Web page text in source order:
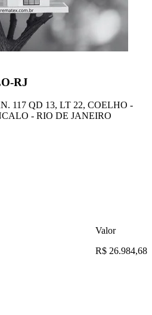
RJ
117 QD 13, LT 22, COELHO -
- RIO DE JANEIRO
Valor
R$ 26.984,68